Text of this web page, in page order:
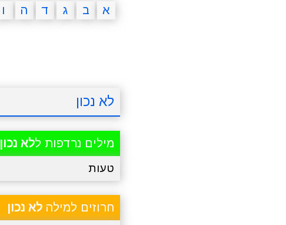
א ב ג ד ה ו
לא נכון
מילים נרדפות ללא נכון
טעות
חרוזים למילה לא נכון